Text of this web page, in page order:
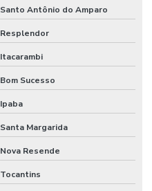
Santo Antônio do Amparo
Resplendor
Itacarambi
Bom Sucesso
Ipaba
Santa Margarida
Nova Resende
Tocantins